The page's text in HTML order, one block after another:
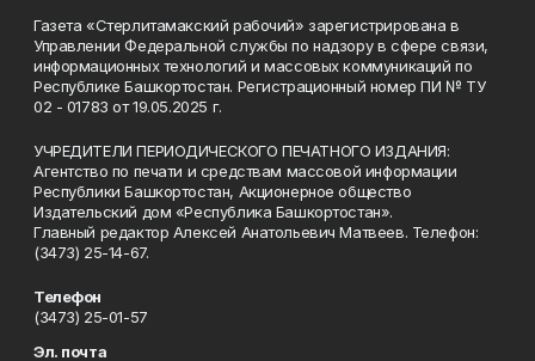
Газета «Стерлитамакский рабочий» зарегистрирована в
Управлении Федеральной службы по надзору в сфере связи,
информационных технологий и массовых коммуникаций по
Республике Башкортостан. Регистрационный номер ПИ № ТУ
02 - 01783 от 19.05.2025 г.
УЧРЕДИТЕЛИ ПЕРИОДИЧЕСКОГО ПЕЧАТНОГО ИЗДАНИЯ:
Агентство по печати и средствам массовой информации
Республики Башкортостан, Акционерное общество
Издательский дом «Республика Башкортостан».
Главный редактор Алексей Анатольевич Матвеев. Телефон:
(3473) 25-14-67.
Телефон
(3473) 25-01-57
Эл. почта